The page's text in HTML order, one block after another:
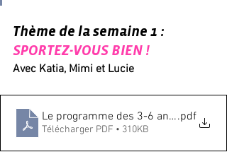
Thème de la semaine 1 :
SPORTEZ-VOUS BIEN !
Avec Katia, Mimi et Lucie
Le programme des 3-6 ans Période 1
.pdf
Télécharger PDF • 310KB